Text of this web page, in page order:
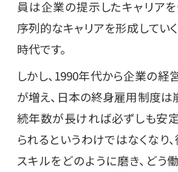
員は企業の提示したキャリア
序列的なキャリアを形成してい
時代です。
しかし、1990年代から企業の経
が増え、日本の終身雇用制度は
続年数が長ければ必ずしも安
られるというわけではなくなり
スキルをどのように磨き、どう